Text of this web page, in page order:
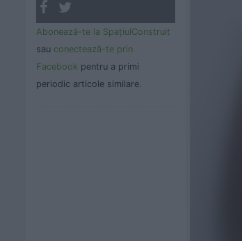
Abonează-te la SpaţiulConstruit
sau conectează-te prin
Facebook pentru a primi
periodic articole similare.